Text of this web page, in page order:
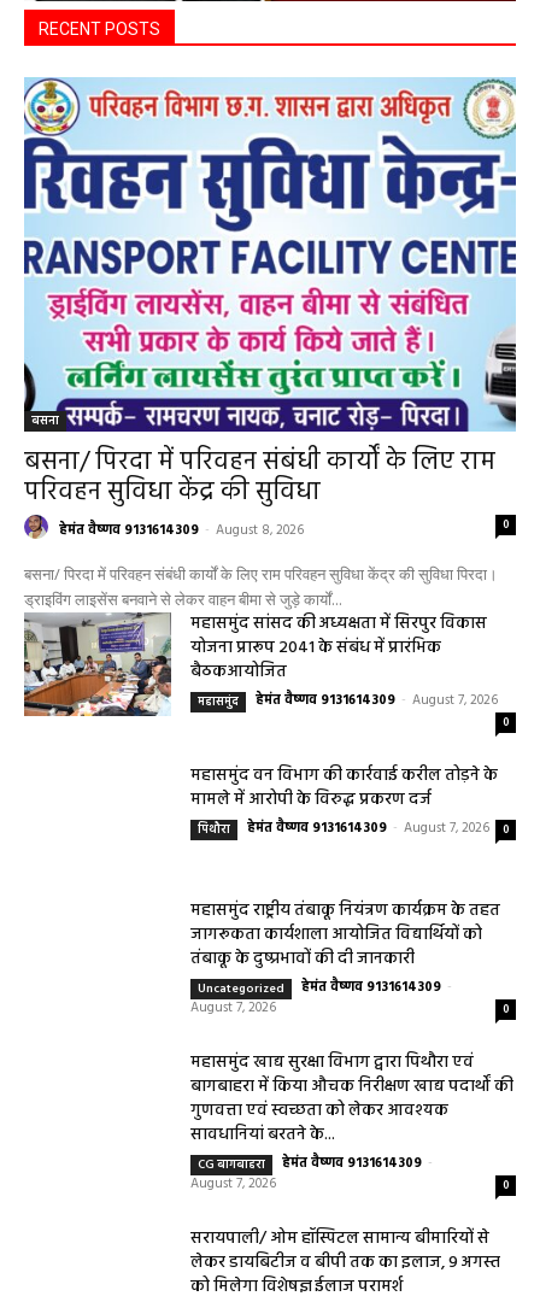
RECENT POSTS
बसना
बसना/ पिरदा में परिवहन संबंधी कार्यों के लिए राम
परिवहन सुविधा केंद्र की सुविधा
हेमंत वैष्णव 9131614309 - August 8, 2026 0
बसना/ पिरदा में परिवहन संबंधी कार्यों के लिए राम परिवहन सुविधा केंद्र की सुविधा पिरदा।
ड्राइविंग लाइसेंस बनवाने से लेकर वाहन बीमा से जुड़े कार्यों...
महासमुंद सांसद की अध्यक्षता में सिरपुर विकास
योजना प्रारूप 2041 के संबंध में प्रारंभिक
बैठकआयोजित
महासमुंद हेमंत वैष्णव 9131614309 - August 7, 2026
0
महासमुंद वन विभाग की कार्रवाई करील तोड़ने के
मामले में आरोपी के विरुद्ध प्रकरण दर्ज
पिथौरा हेमंत वैष्णव 9131614309 - August 7, 2026 0
महासमुंद राष्ट्रीय तंबाकू नियंत्रण कार्यक्रम के तहत
जागरूकता कार्यशाला आयोजित विद्यार्थियों को
तंबाकू के दुष्प्रभावों की दी जानकारी
Uncategorized हेमंत वैष्णव 9131614309 -
August 7, 2026
0
महासमुंद खाद्य सुरक्षा विभाग द्वारा पिथौरा एवं
बागबाहरा में किया औचक निरीक्षण खाद्य पदार्थों की
गुणवत्ता एवं स्वच्छता को लेकर आवश्यक
सावधानियां बरतने के...
CG बागबाहरा हेमंत वैष्णव 9131614309 -
August 7, 2026
0
सरायपाली/ ओम हॉस्पिटल सामान्य बीमारियों से
लेकर डायबिटीज व बीपी तक का इलाज, 9 अगस्त
को मिलेगा विशेषज्ञ ईलाज परामर्श